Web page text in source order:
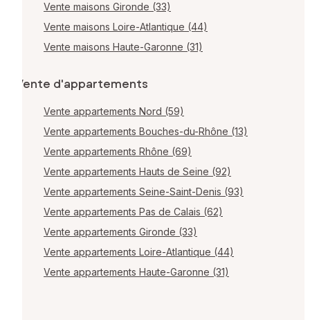
Vente maisons Gironde (33)
Vente maisons Loire-Atlantique (44)
Vente maisons Haute-Garonne (31)
Vente d'appartements
Vente appartements Nord (59)
Vente appartements Bouches-du-Rhône (13)
Vente appartements Rhône (69)
Vente appartements Hauts de Seine (92)
Vente appartements Seine-Saint-Denis (93)
Vente appartements Pas de Calais (62)
Vente appartements Gironde (33)
Vente appartements Loire-Atlantique (44)
Vente appartements Haute-Garonne (31)